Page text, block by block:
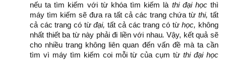
nếu ta tìm kiếm với từ khóa tìm kiếm là thi đại họcthì
máy tìm kiếm sẽ đưa ra tất cả các trang chứa từ thi, tất
cả các trang có từđại,tất cả các trang có từhọc, không
nhất thiết ba từ này phải đi liền với nhau.Vậy, kết quả sẽ
cho nhiều trang không liên quan đến vấn đề mà ta cần
tìm vì máy tìm kiếm coi mỗi từ của cụm từthi đại học